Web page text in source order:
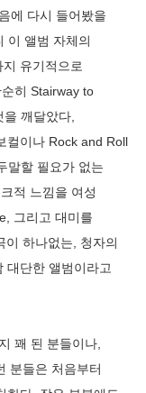
에 다시 들어봤을
이 앨범 자체의
유기적으로
히 Stairway to
을 깨달았다,
컬이나 Rock and Roll
말할 필요가 없는
적 느낌을 여성
그리고 대미를
하나없는, 청자의
대단한 앨범이라고
꽤 된 분들이나,
분들은 처음부터